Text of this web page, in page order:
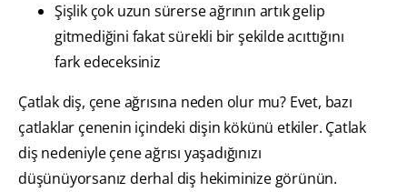
Şişlik çok uzun sürerse ağrının artık gelip
gitmediğini fakat sürekli bir şekilde acıttığını
fark edeceksiniz
Çatlak diş, çene ağrısına neden olur mu? Evet, bazı
çatlaklar çenenin içindeki dişin kökünü etkiler. Çatlak
diş nedeniyle çene ağrısı yaşadığınızı
düşünüyorsanız derhal diş hekiminize görünün.